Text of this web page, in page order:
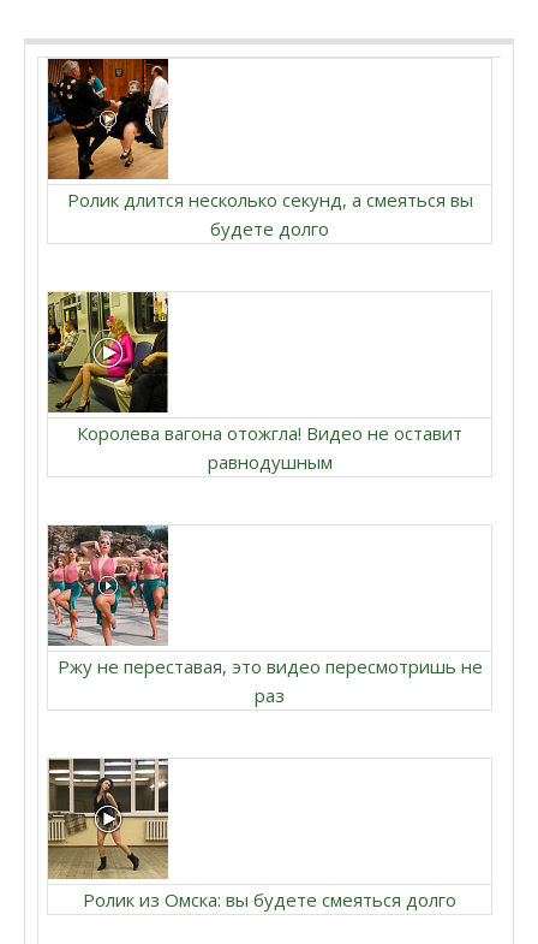
Ролик длится несколько секунд, а смеяться вы
будете долго
Королева вагона отожгла! Видео не оставит
равнодушным
Ржу не переставая, это видео пересмотришь не
раз
Ролик из Омска: вы будете смеяться долго